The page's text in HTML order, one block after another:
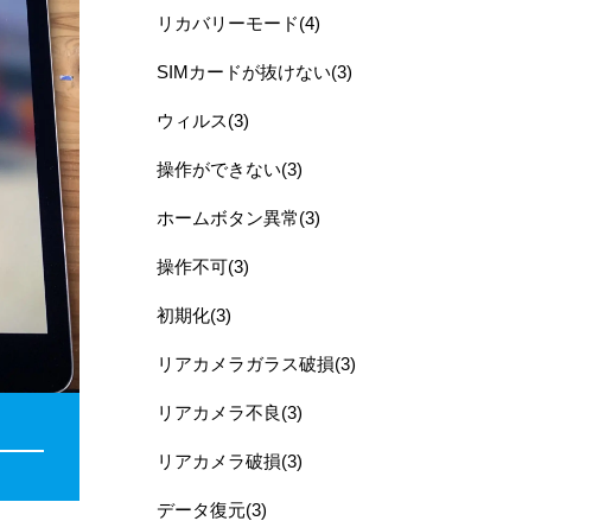
リカバリーモード(4)
SIMカードが抜けない(3)
ウィルス(3)
操作ができない(3)
ホームボタン異常(3)
操作不可(3)
初期化(3)
リアカメラガラス破損(3)
リアカメラ不良(3)
リアカメラ破損(3)
データ復元(3)